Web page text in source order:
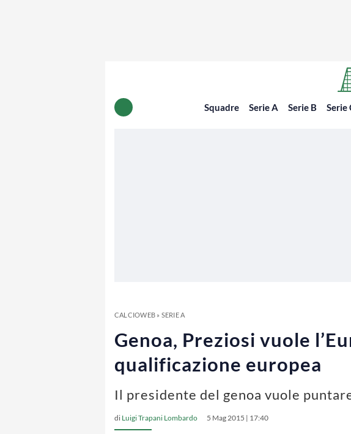
Squadre Serie A Serie B Serie
CALCIOWEB» SERIE A
Genoa, Preziosi vuole
qualificazione europea
Il presidente del genoa vuole
di Luigi Trapani Lombardo 5 Mag 2015 | 17:40